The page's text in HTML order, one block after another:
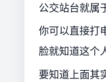
公交站台就属
你可以直接打
脸就知道这个
要知道上面其